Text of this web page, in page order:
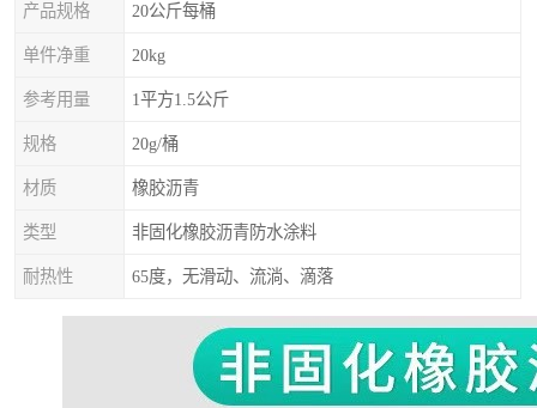
产品规格 20公斤每桶
单件净重 20kg
参考用量 1平方1.5公斤
规格 20g/桶
材质 橡胶沥青
类型 非固化橡胶沥青防水涂料
耐热性 65度，无滑动、流淌、滴落